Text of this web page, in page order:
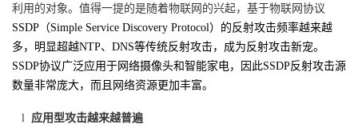
利用的对象。值得一提的是随着物联网的兴起，基于物联网协议
SSDP（Simple Service Discovery Protocol）的反射攻击频率越来越
多，明显超越NTP、DNS等传统反射攻击，成为反射攻击新宠。
SSDP协议广泛应用于网络摄像头和智能家电，因此SSDP反射攻击源
数量非常庞大，而且网络资源更加丰富。
l 应用型攻击越来越普遍